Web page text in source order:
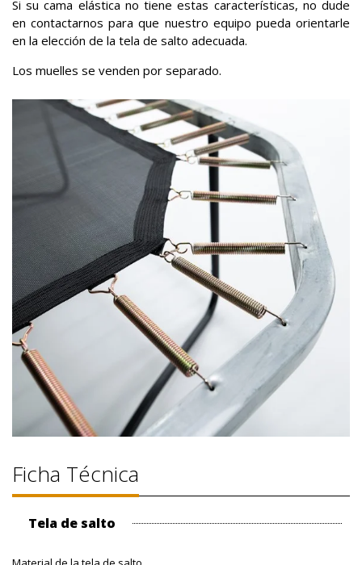
Si su cama elástica no tiene estas características, no dude
en contactarnos para que nuestro equipo pueda orientarle
en la elección de la tela de salto adecuada.
Los muelles se venden por separado.
Ficha Técnica
Tela de salto